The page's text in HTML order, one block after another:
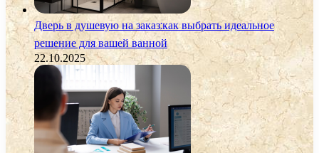
Дверь в душевую на заказ:как выбрать идеальное
решение для вашей ванной
22.10.2025